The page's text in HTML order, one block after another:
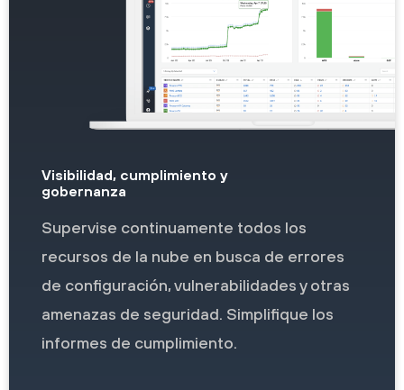
Visibilidad, cumplimiento y
gobernanza
Supervise continuamente todos los
recursos de la nube en busca de errores
de configuración, vulnerabilidades y otras
amenazas de seguridad. Simplifique los
informes de cumplimiento.